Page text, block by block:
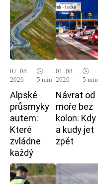
07. 08.
2026
🕓
5 min
Alpské
průsmyky
autem:
Které
zvládne
každý
01. 08.
2026
🕓
5 min
Návrat od
moře bez
kolon: Kdy
a kudy jet
zpět